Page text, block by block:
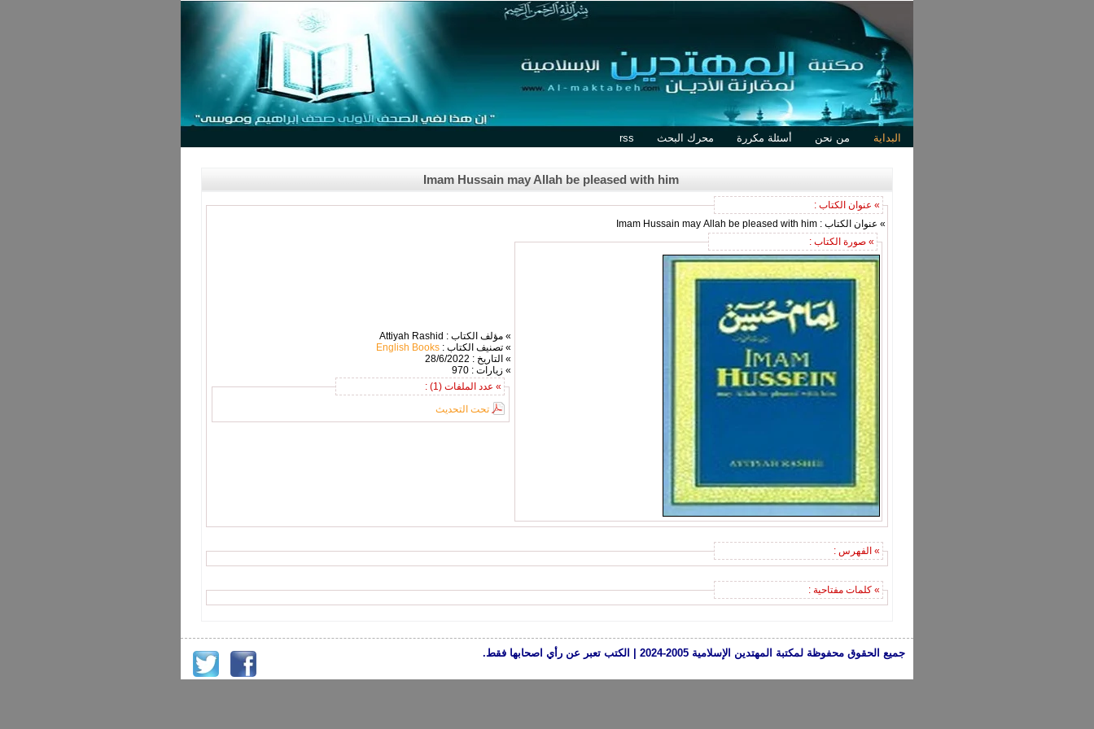
البداية من نحن أسئلة مكررة محرك البحث rss
Imam Hussain may Allah be pleased with him
» عنوان الكتاب :
» عنوان الكتاب : Imam Hussain may Allah be pleased with him
» صورة الكتاب :
» مؤلف الكتاب : Attiyah Rashid
» تصنيف الكتاب : English Books
» التاريخ : 28/6/2022
» زيارات : 970
» عدد الملفات (1) :
تحت التحديث
» الفهرس :
» كلمات مفتاحية :
جميع الحقوق محفوظة لمكتبة المهتدين الإسلامية 2005-2024 | الكتب تعبر عن رأي اصحابها فقط.